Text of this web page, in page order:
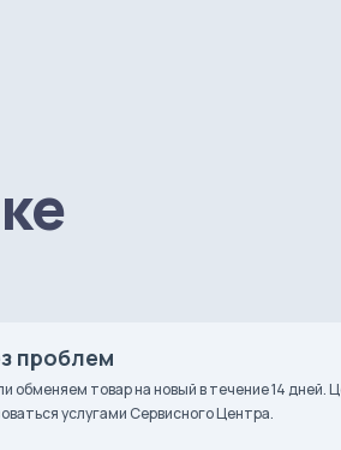
проблем
обменяем товар на новый в течение 14 дней.
услугами Сервисного Центра.